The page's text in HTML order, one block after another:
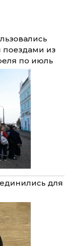
из
по июль
для